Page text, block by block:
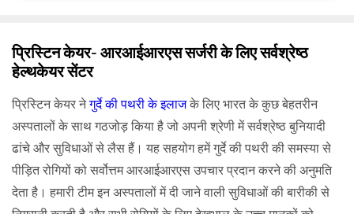
प्रिस्टिन केयर- आरआईआरएस सर्जरी के लिए सर्वश्रेष्ठ
हेल्थकेयर सेंटर
प्रिस्टिन केयर नेगुर्दे की पथरी के इलाजके लिए भारत के कुछ बेहतरीन
अस्पतालों के साथ गठजोड़ किया है जो अपनी श्रेणी में सर्वश्रेष्ठ बुनियादी
ढांचे और सुविधाओं से लैस हैं। यह सहयोग हमें गुर्दे की पथरी की समस्या से
पीड़ित रोगियों को सर्वोत्तम आरआईआरएस उपचार प्रदान करने की अनुमति
देता है। हमारी टीम इन अस्पतालों में दी जाने वाली सुविधाओं की बारीकी से